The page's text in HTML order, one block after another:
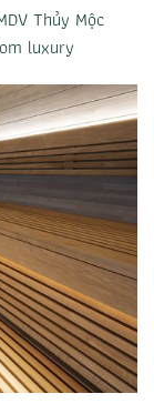
Thủy Mộc
luxury